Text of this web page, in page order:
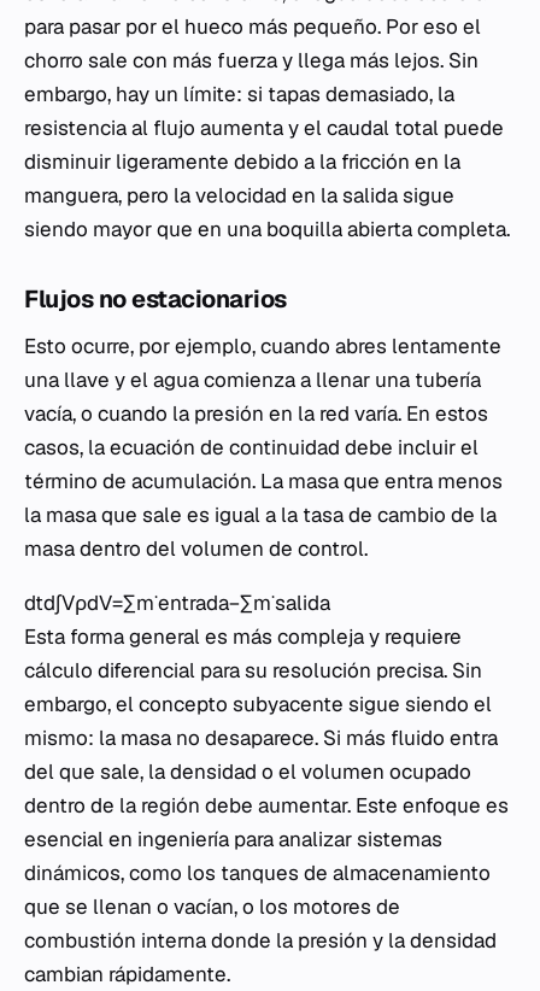
para pasar por el hueco más pequeño. Por eso el
chorro sale con más fuerza y llega más lejos. Sin
embargo, hay un límite: si tapas demasiado, la
resistencia al flujo aumenta y el caudal total puede
disminuir ligeramente debido a la fricción en la
manguera, pero la velocidad en la salida sigue
siendo mayor que en una boquilla abierta completa.
Flujos no estacionarios
Esto ocurre, por ejemplo, cuando abres lentamente
una llave y el agua comienza a llenar una tubería
vacía, o cuando la presión en la red varía. En estos
casos, la ecuación de continuidad debe incluir el
término de acumulación. La masa que entra menos
la masa que sale es igual a la tasa de cambio de la
masa dentro del volumen de control.
dtd​∫V​ρdV=∑m˙entrada​−∑m˙salida​
Esta forma general es más compleja y requiere
cálculo diferencial para su resolución precisa. Sin
embargo, el concepto subyacente sigue siendo el
mismo: la masa no desaparece. Si más fluido entra
del que sale, la densidad o el volumen ocupado
dentro de la región debe aumentar. Este enfoque es
esencial en ingeniería para analizar sistemas
dinámicos, como los tanques de almacenamiento
que se llenan o vacían, o los motores de
combustión interna donde la presión y la densidad
cambian rápidamente.